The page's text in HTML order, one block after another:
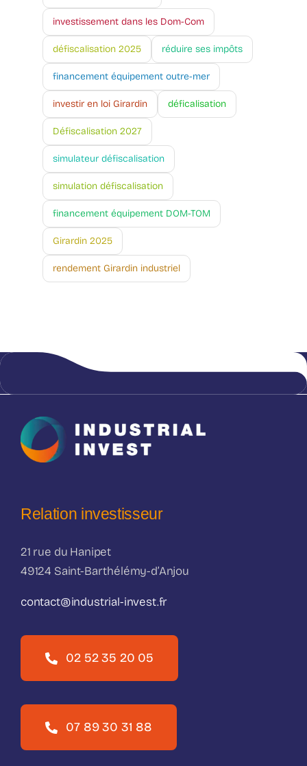
investissement dans les Dom-Com
défiscalisation 2025 réduire ses impôts
financement équipement outre-mer
investir en loi Girardin déficalisation
Défiscalisation 2027
simulateur défiscalisation
simulation défiscalisation
financement équipement DOM-TOM
Girardin 2025
rendement Girardin industriel
Relation investisseur
21 rue du Hanipet
49124 Saint-Barthélémy-d’Anjou
contact@industrial-invest.fr
02 52 35 20 05
07 89 30 31 88